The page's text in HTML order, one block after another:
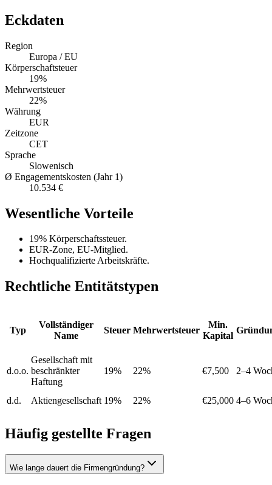
Eckdaten
Region
Europa / EU
Körperschaftsteuer
19%
Mehrwertsteuer
22%
Währung
EUR
Zeitzone
CET
Sprache
Slowenisch
Ø Engagementskosten (Jahr 1)
10.534 €
Wesentliche Vorteile
19% Körperschaftssteuer.
EUR-Zone, EU-Mitglied.
Hochqualifizierte Arbeitskräfte.
Rechtliche Entitätstypen
Typ
Vollständiger
Name
Steuer Mehrwertsteuer
Min.
Kapital
d.o.o.
Gesellschaft mit
beschränkter
Haftung
19% 22% €7,500 2–4
d.d. Aktiengesellschaft 19% 22% €25,000 4–6
Häufig gestellte Fragen
Wie lange dauert die Firmengründung?